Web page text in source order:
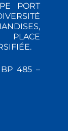
PORT
PLACE
BP 485 –